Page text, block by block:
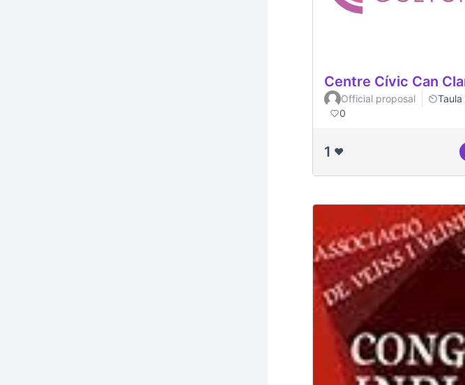
Centre Cívic Can
Official proposal Taula
0
1 ❤️